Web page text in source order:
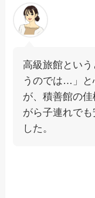
高級旅館とい
うのでは…」と
が、積善館の
がら子連れでも
した。